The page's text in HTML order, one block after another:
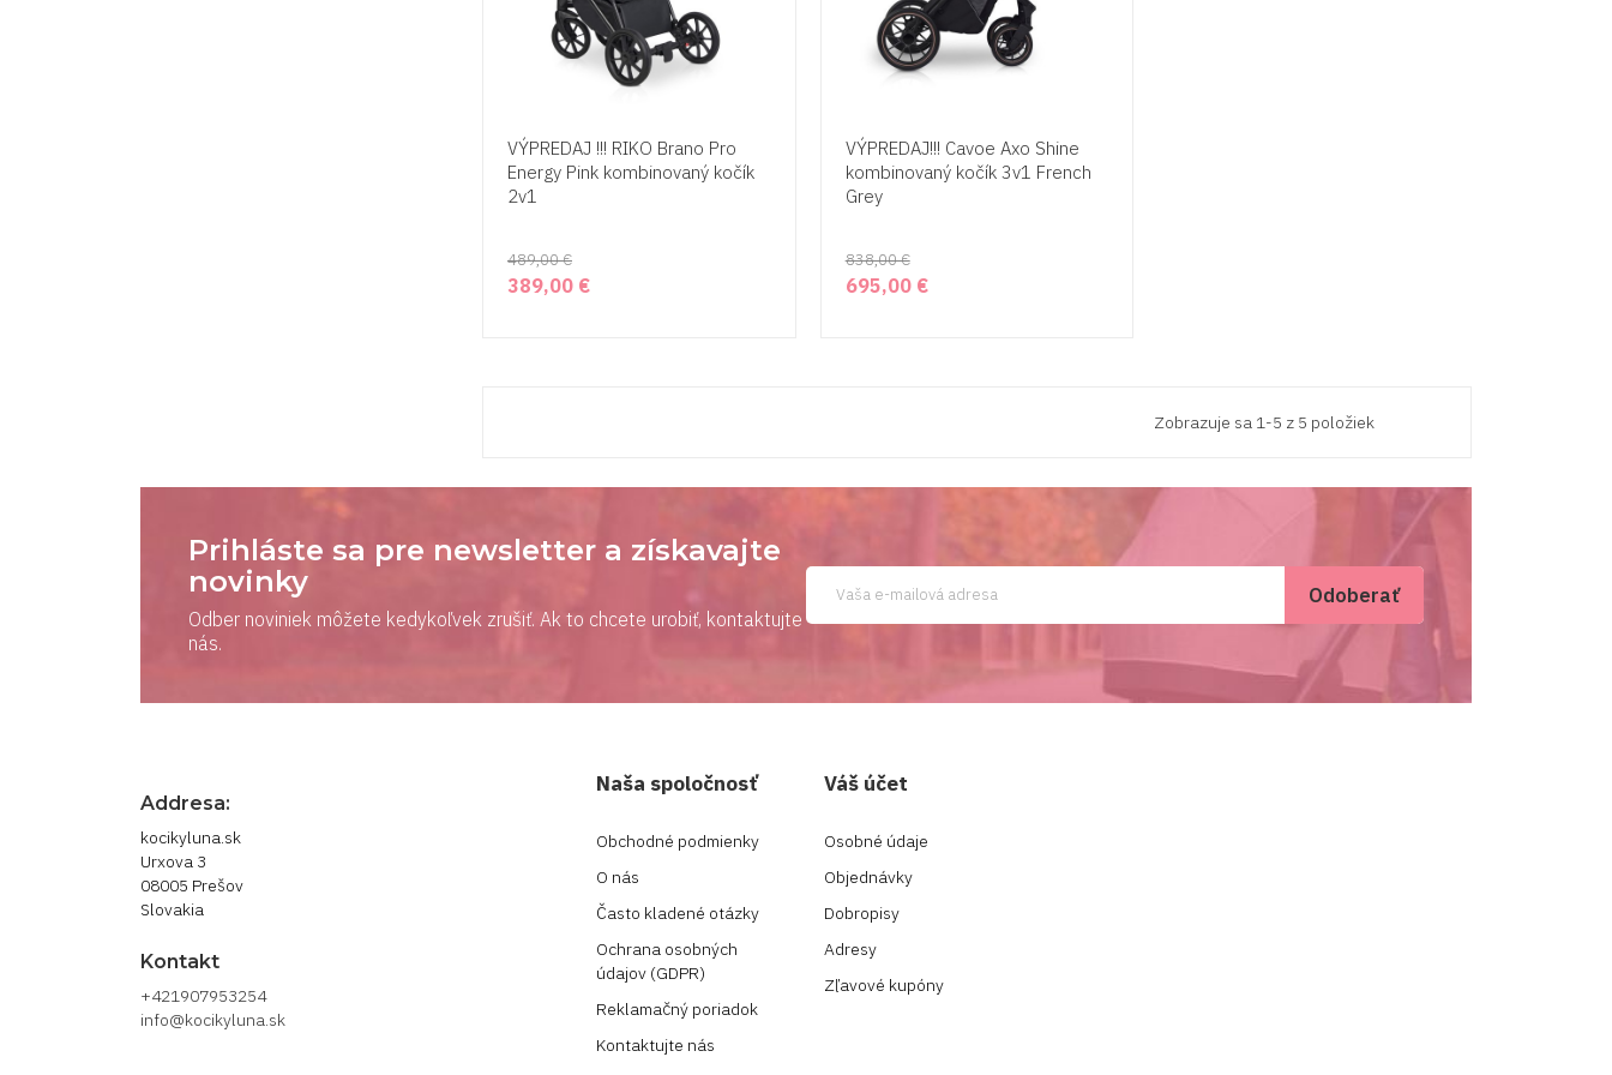
VÝPREDAJ !!! RIKO Brano Pro
Energy Pink kombinovaný kočík
2v1
489,00 €
389,00 €
VÝPREDAJ!!! Cavoe Axo Shine
kombinovaný kočík 3v1 French
Grey
838,00 €
695,00 €
Zobrazuje sa 1-5 z 5 položiek
Prihláste sa pre newsletter a získavajte
novinky
Odber noviniek môžete kedykoľvek zrušiť. Ak to chcete urobiť, kontaktujte
nás.
Addresa:
kocikyluna.sk
Urxova 3
08005 Prešov
Slovakia
Kontakt
+421907953254
info@kocikyluna.sk
Naša spoločnosť
Obchodné podmienky
O nás
Často kladené otázky
Ochrana osobných
údajov (GDPR)
Reklamačný poriadok
Kontaktujte nás
Váš účet
Osobné údaje
Objednávky
Dobropisy
Adresy
Zľavové kupóny